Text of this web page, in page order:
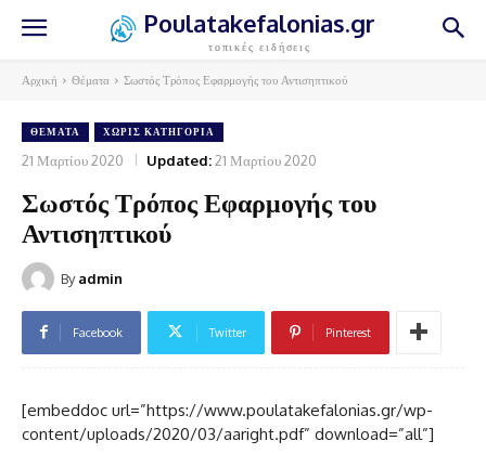
Poulatakefalonias.gr
τοπικές ειδήσεις
Αρχική Θέματα Σωστός Τρόπος Εφαρμογής του Αντισηπτικού
ΘΈΜΑΤΑ ΧΩΡΊΣ ΚΑΤΗΓΟΡΊΑ
21 Μαρτίου 2020 Updated:21 Μαρτίου 2020
Σωστός Τρόπος Εφαρμογής του
Αντισηπτικού
By admin
Facebook Twitter Pinterest
[embeddoc url=”https://www.poulatakefalonias.gr/wp-
content/uploads/2020/03/aaright.pdf” download=”all”]